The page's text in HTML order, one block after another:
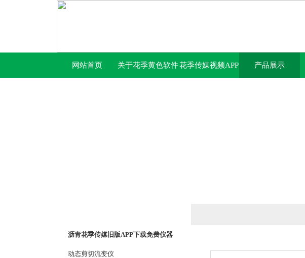
网站首页 关于花季黄色软件花季传媒视频APP 产品展示
沥青花季传媒旧版APP下载免费仪器
动态剪切流变仪